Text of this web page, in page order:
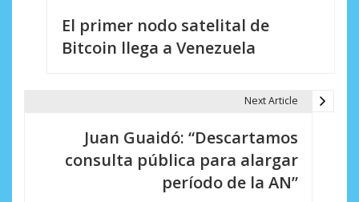
El primer nodo satelital de
Bitcoin llega a Venezuela
Next Article
Juan Guaidó: “Descartamos
consulta pública para alargar
período de la AN”